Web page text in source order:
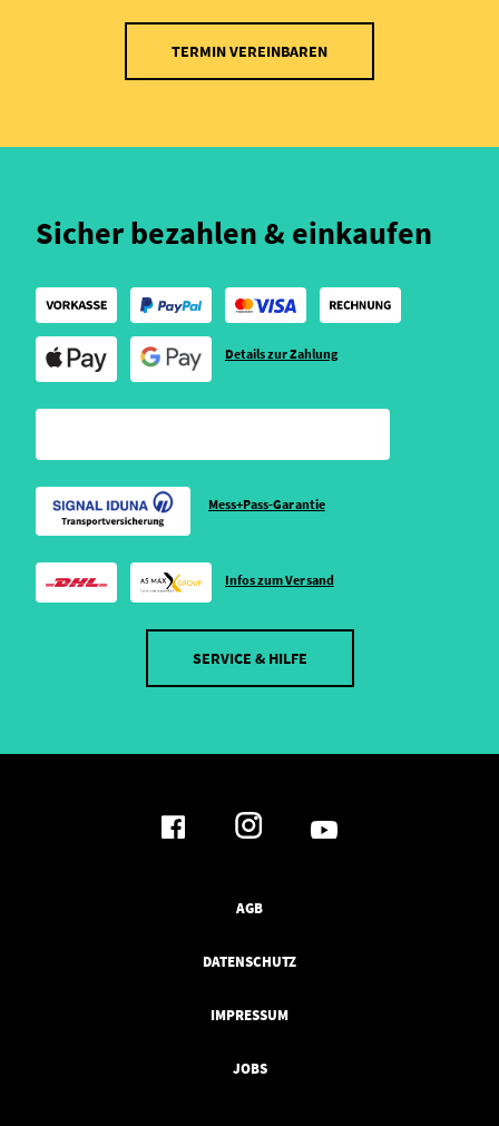
TERMIN VEREINBAREN
Sicher bezahlen & einkaufen
Details zur Zahlung
Mess+Pass-Garantie
Infos zum Versand
SERVICE & HILFE
AGB
DATENSCHUTZ
IMPRESSUM
JOBS